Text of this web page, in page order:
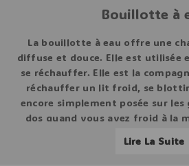
Bouillotte à
La bouillotte à eau offre une
diffuse et douce. Elle est utilisée
se réchauffer. Elle est la
réchauffer un lit froid, se blottir
encore simplement posée sur
dos quand vous avez froid à la
8 heures de
Lire La Suite